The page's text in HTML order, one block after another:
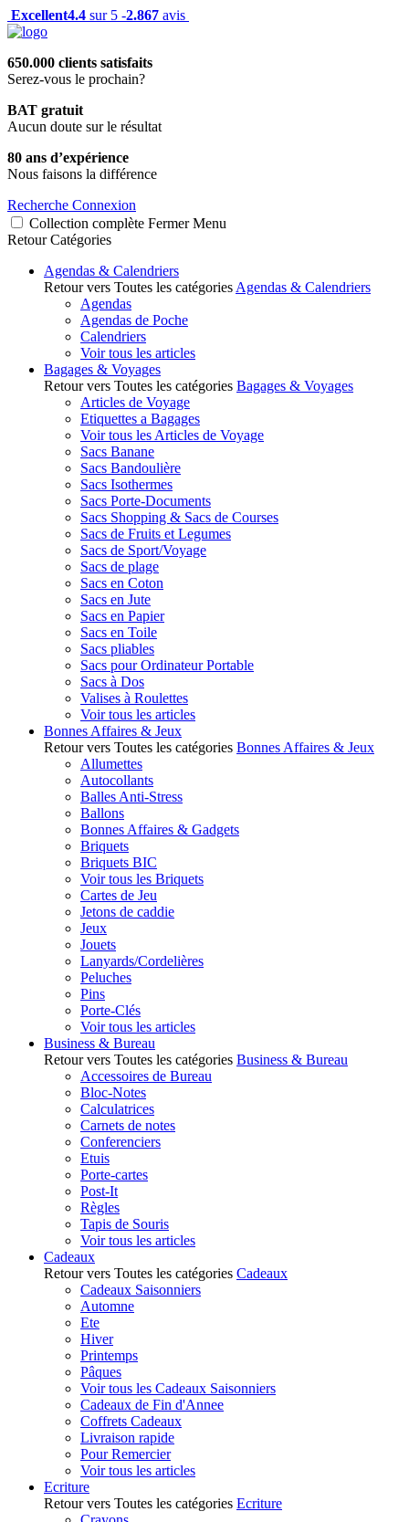
Excellent4.4 sur 5 -2.867 avis
650.000 clients satisfaits
Serez-vous le prochain?
BAT gratuit
Aucun doute sur le résultat
80 ans d’expérience
Nous faisons la différence
Recherche Connexion
Collection complète Fermer Menu
Retour Catégories
Agendas & Calendriers
Retour vers Toutes les catégories Agendas & Calendriers
Agendas
Agendas de Poche
Calendriers
Voir tous les articles
Bagages & Voyages
Retour vers Toutes les catégories Bagages & Voyages
Articles de Voyage
Etiquettes a Bagages
Voir tous les Articles de Voyage
Sacs Banane
Sacs Bandoulière
Sacs Isothermes
Sacs Porte-Documents
Sacs Shopping & Sacs de Courses
Sacs de Fruits et Legumes
Sacs de Sport/Voyage
Sacs de plage
Sacs en Coton
Sacs en Jute
Sacs en Papier
Sacs en Toile
Sacs pliables
Sacs pour Ordinateur Portable
Sacs à Dos
Valises à Roulettes
Voir tous les articles
Bonnes Affaires & Jeux
Retour vers Toutes les catégories Bonnes Affaires & Jeux
Allumettes
Autocollants
Balles Anti-Stress
Ballons
Bonnes Affaires & Gadgets
Briquets
Briquets BIC
Voir tous les Briquets
Cartes de Jeu
Jetons de caddie
Jeux
Jouets
Lanyards/Cordelières
Peluches
Pins
Porte-Clés
Voir tous les articles
Business & Bureau
Retour vers Toutes les catégories Business & Bureau
Accessoires de Bureau
Bloc-Notes
Calculatrices
Carnets de notes
Conferenciers
Etuis
Porte-cartes
Post-It
Règles
Tapis de Souris
Voir tous les articles
Cadeaux
Retour vers Toutes les catégories Cadeaux
Cadeaux Saisonniers
Automne
Ete
Hiver
Printemps
Pâques
Voir tous les Cadeaux Saisonniers
Cadeaux de Fin d'Annee
Coffrets Cadeaux
Livraison rapide
Pour Remercier
Voir tous les articles
Ecriture
Retour vers Toutes les catégories Ecriture